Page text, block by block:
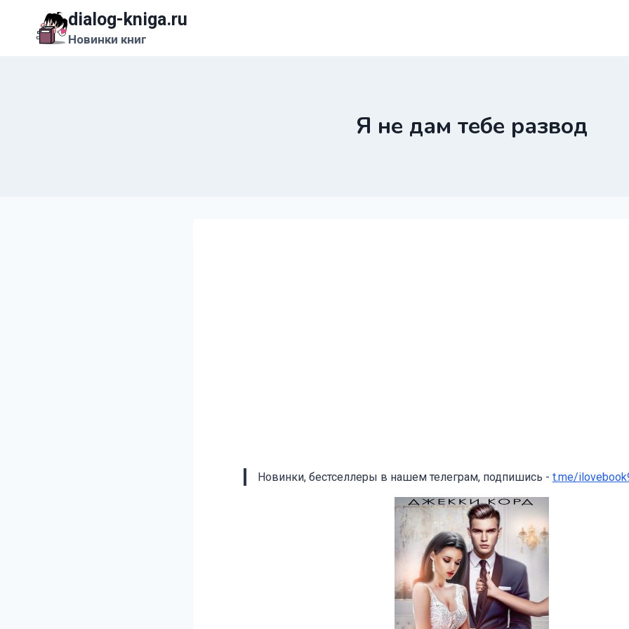
содержимому
dialog-kniga.ru
Новинки книг
Я не дам тебе развод
Новинки, бестселлеры в нашем телеграм, подпишись - t.me/